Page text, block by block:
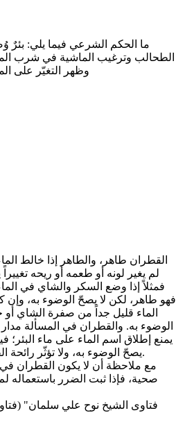
ما الحكم الشرعي فيما يلي: بئرٌ
الطحالب وترغيب الماشية في شرب
وظهر التغيّر على
القطران طاهر، والطاهر إذا خالط
لم يغير لونه أو طعمه أو ريحه
فمثلاً إذا وضع السكر والشاي في
فهو طاهر، لكن لا يصحّ الوضوء به، وإن
الماء قليل جداً من صفرة الشاي أو
الوضوء به. والقطران في المسألة
يمنع إطلاق اسم الماء على ماء البئر؛
يصحّ الوضوء به، ولا تؤثّر رائحة القطران أو طعمه؛ لأنها قليلة.
مع ملاحظة أن لا يكون القطران
صحية، فإذا ثبت الضرر باستعماله
"فتاوى الشيخ نوح علي سلمان"